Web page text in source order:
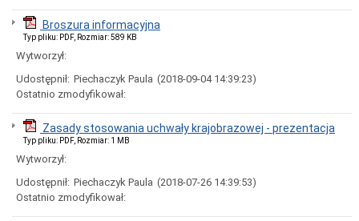
naborze
pracowników
Ogłoszenia,
obwieszczenia,
informacje
innych
instytucji
antysmogowa
Uchwała
dla
województwa
dolnośląskiego
Fundusz
Broszura informacyjna
Typ pliku: PDF, Rozmiar: 589 KB
Wytworzył:
Udostępnił: Piechaczyk Paula (2018-09-04 14:39:23)
Ostatnio zmodyfikował:
Zasady stosowania uchwały krajobrazowej - prezentacja
Typ pliku: PDF, Rozmiar: 1 MB
Wytworzył:
Udostępnił: Piechaczyk Paula (2018-07-26 14:39:53)
Ostatnio zmodyfikował: